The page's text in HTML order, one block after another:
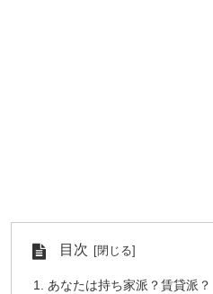
目次
あなたは持ち家派？賃貸派？